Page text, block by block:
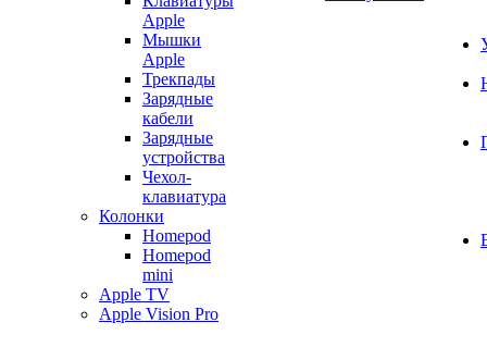
Apple
Мышки
Apple
Трекпады
Зарядные
кабели
Зарядные
устройства
Чехол-
клавиатура
Колонки
Homepod
Homepod
mini
Apple TV
Apple Vision Pro